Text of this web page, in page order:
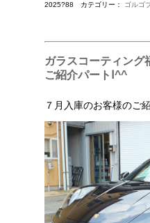
2025?88 カテゴリー： ゴルゴ
ガラスコーティング
ご紹介パートⅠ^^
７月入庫のお客様のご